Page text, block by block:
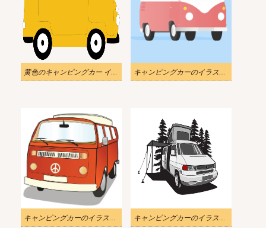
黄色のキャンピングカー イラスト透明 キャンピングカーのイラスト無料1
キャンピングカーのイラスト無料2 キャンピングカーのイラスト無料3